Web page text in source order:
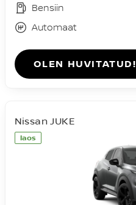
Bensiin
Automaat
OLEN HUVITATUD!
laos
Nissan JUKE